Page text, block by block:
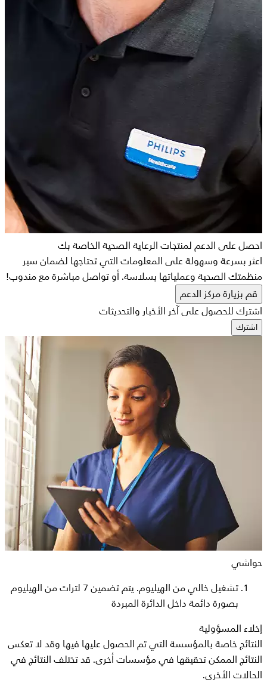
احصل على الدعم لمنتجات الرعاية الصحية الخاصة بك
اعثر بسرعة وسهولة على المعلومات التي تحتاجها لضمان سير
منظمتك الصحية وعملياتها بسلاسة. أو تواصل مباشرة مع مندوب!
قم بزيارة مركز الدعم
اشترك للحصول على آخر الأخبار والتحديثات
اشترك
حواشي
تشغيل خالي من الهيليوم. يتم تضمين 7 لترات من الهيليوم
بصورة دائمة داخل الدائرة المبردة
إخلاء المسؤولية
النتائج خاصة بالمؤسسة التي تم الحصول عليها فيها وقد لا تعكس
النتائج الممكن تحقيقها في مؤسسات أخرى. قد تختلف النتائج في
الحالات الأخرى.